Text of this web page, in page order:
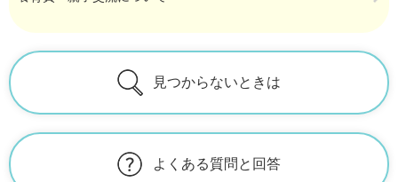
見つからないときは
よくある質問と回答